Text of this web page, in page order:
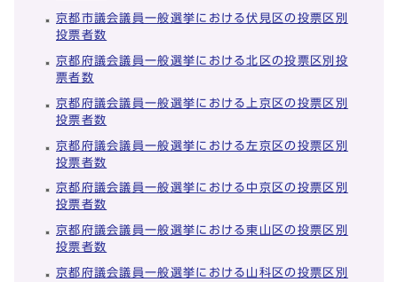
京都市議会議員一般選挙における伏見区の投票区別
投票者数
京都府議会議員一般選挙における北区の投票区別投
票者数
京都府議会議員一般選挙における上京区の投票区別
投票者数
京都府議会議員一般選挙における左京区の投票区別
投票者数
京都府議会議員一般選挙における中京区の投票区別
投票者数
京都府議会議員一般選挙における東山区の投票区別
投票者数
京都府議会議員一般選挙における山科区の投票区別